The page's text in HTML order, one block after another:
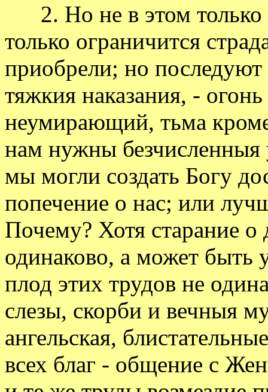
2. Но не в этом только
только ограничится
приобрели; но последуют
тяжкия наказания, -
неумирающий, тьма
нам нужны безчисленныя
мы могли создать Богу
попечение о нас; или
Почему? Хотя старание о
одинаково, а может быть
плод этих трудов не
слезы, скорби и вечныя
ангельская,
всех благ - общение с